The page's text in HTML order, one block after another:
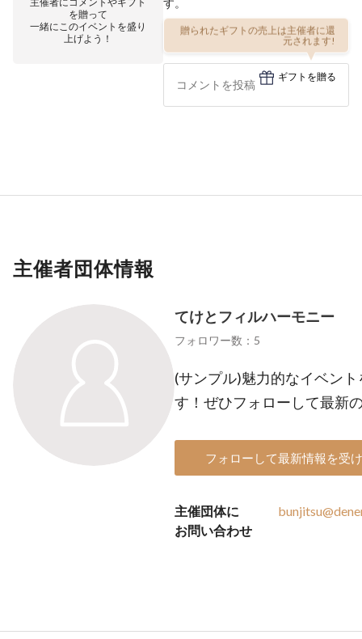
を贈って
一緒にこのイベントを盛り
上げよう！
す。
贈られたギフトの売上は主催者に還
元されます!
ギフトを贈る
主催者団体情報
てけとフィルハーモニー
フォロワー数：5
(サンプル)魅力的なイベン
す！ぜひフォローして最新
フォローして最新情報を受
主催団体に
お問い合わせ